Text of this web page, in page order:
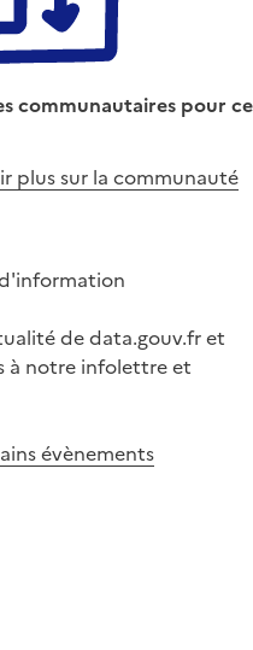
communautaires pour ce
plus sur la communauté
de data.gouv.fr et
à notre infolettre et
évènements